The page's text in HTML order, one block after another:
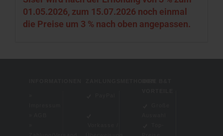
01.05.2026, zum 15.07.2026 noch einmal
die Preise um 3 % nach oben angepassen.